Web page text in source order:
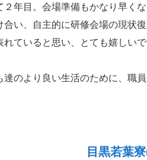
年目。会場準備もかなり早く
合い、自主的に研修会場の現状
ていると思い、とても嬉しいで
達のより良い生活のために、職
目黒若葉